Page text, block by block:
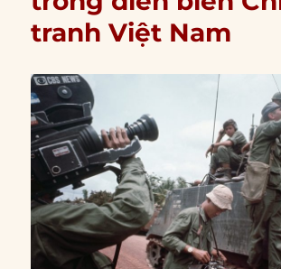
tranh Việt Nam